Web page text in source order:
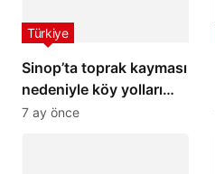
Sinop’ta toprak kayması
nedeniyle köy yolları
ulaşıma kapandı
Türkiye
7 ay önce